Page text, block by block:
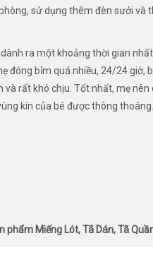
sử dụng thêm đèn sưởi và
ra một khoảng thời gian
đóng bỉm quá nhiều, 24/24 giờ,
và rất khó chịu. Tốt nhất, mẹ nên
kín của bé được thông thoáng.
phẩm Miếng Lót, Tã Dán, Tã